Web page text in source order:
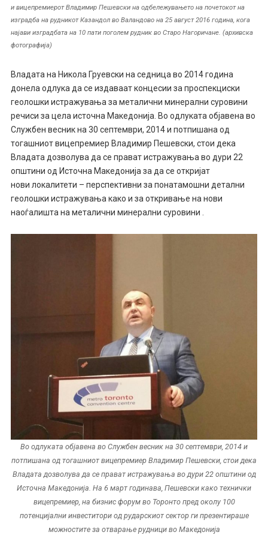
и вицепремиерот Владимир Пешевски на одбележувањето на почетокот на
изградба на рудникот Казандол во Валандово на 25 август 2016 година, кога
најави изградбата на 10 пати поголем рудник во Старо Нагоричане. (архивска
фотографија)
Владата на Никола Груевски на седница во 2014 година
донела одлука да се издаваат концесии за проспекциски
геолошки истражувања за металични минерални суровини
речиси за цела источна Македонија. Во одлуката објавена во
Службен весник на 30 септември, 2014 и потпишана од
тогашниот вицепремиер Владимир Пешевски, стои дека
Владата дозволува да се прават истражувања во дури 22
општини од Источна Македонија за да се откријат
нови локалитети – перспективни за понатамошни детални
геолошки истражувања како и за откривање на нови
наоѓалишта на металични минерални суровини .
Во одлуката објавена во Службен весник на 30 септември, 2014 и
потпишана од тогашниот вицепремиер Владимир Пешевски, стои дека
Владата дозволува да се прават истражувања во дури 22 општини од
Источна Македонија. На 6 март годинава, Пешевски како технички
вицепремиер, на бизнис форум во Торонто пред околу 100
потенцијални инвеститори од рударскиот сектор ги презентираше
можностите за отварање рудници во Македонија